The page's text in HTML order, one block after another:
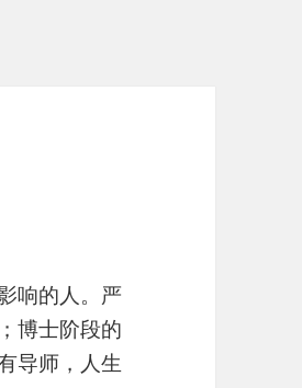
响的人。严
博士阶段的
导师，人生